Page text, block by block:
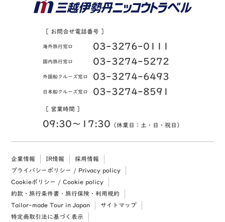
［ お問合せ電話番号 ］
海外旅行窓口 03-3276-0111
国内旅行窓口 03-3274-5272
外国船クルーズ窓口 03-3274-6493
日本船クルーズ窓口 03-3274-8591
［ 営業時間 ］
09:30〜17:30 （休業日：土・日・祝日）
企業情報 IR情報
採用情報
プライバシーポリシー / Privacy policy
Cookieポリシー / Cookie policy
約款・旅行条件書・旅行保険・利用規約
Tailor-made Tour in Japan
サイトマップ
特定商取引法に基づく表示